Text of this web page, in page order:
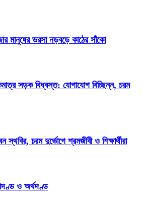
মানুষের ভরসা নড়বড়ে কাঠের সাঁকো
সড়ক বিধ্বস্ত: যোগাযোগ বিচ্ছিন্ন, চরম
স্থবির, চরম দুর্ভোগে শ্রমজীবী ও শিক্ষার্থীরা
ও অর্থদণ্ড